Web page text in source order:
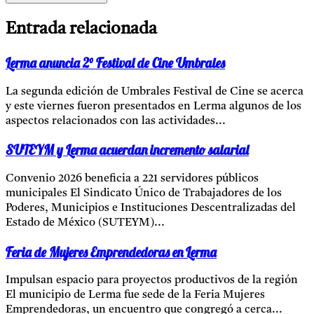
Entrada relacionada
Lerma anuncia 2° Festival de Cine Umbrales
La segunda edición de Umbrales Festival de Cine se acerca
y este viernes fueron presentados en Lerma algunos de los
aspectos relacionados con las actividades...
SUTEYM y Lerma acuerdan incremento salarial
Convenio 2026 beneficia a 221 servidores públicos
municipales El Sindicato Único de Trabajadores de los
Poderes, Municipios e Instituciones Descentralizadas del
Estado de México (SUTEYM)...
Feria de Mujeres Emprendedoras en Lerma
Impulsan espacio para proyectos productivos de la región
El municipio de Lerma fue sede de la Feria Mujeres
Emprendedoras, un encuentro que congregó a cerca...